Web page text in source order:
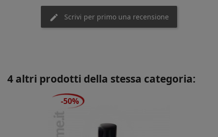
Scrivi per primo una recensione
4 altri prodotti della stessa categoria:
-50%